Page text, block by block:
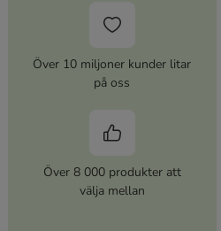
Över 10 miljoner kunder litar
på oss
Över 8 000 produkter att
välja mellan